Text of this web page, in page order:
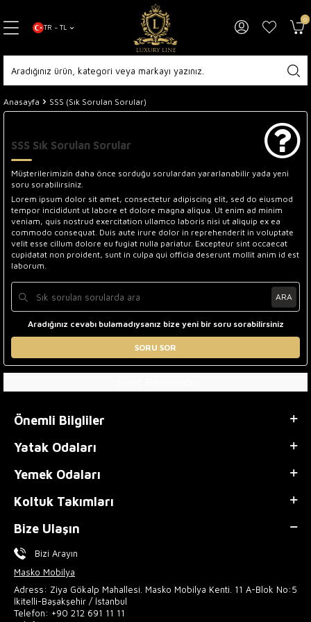
TR − TL
0
Anasayfa SSS (Sık Sorulan Sorular)
SSS Sık Sorulan Sorular
Müşterilerimizin daha önce sorduğu sorulardan yararlanabilir yada yeni
soru sorabilirsiniz.
Lorem ipsum dolor sit amet, consectetur adipiscing elit, sed do eiusmod
tempor incididunt ut labore et dolore magna aliqua. Ut enim ad minim
veniam, quis nostrud exercitation ullamco laboris nisi ut aliquip ex ea
commodo consequat. Duis aute irure dolor in reprehenderit in voluptate
velit esse cillum dolore eu fugiat nulla pariatur. Excepteur sint occaecat
cupidatat non proident, sunt in culpa qui officia deserunt mollit anim id est
laborum.
ARA
Aradığınız cevabı bulamadıysanız bize yeni bir soru sorabilirsiniz
SORU SOR
Önemli Bilgliler
Yatak Odaları
Yemek Odaları
Koltuk Takımları
Bize Ulaşın
Bizi Arayın
Masko Mobilya
Adress: Ziya Gökalp Mahallesi. Masko Mobilya Kenti. 11 A-Blok No:5
İkitelli-Başakşehir / İstanbul
Telefon: +90 212 691 11 11